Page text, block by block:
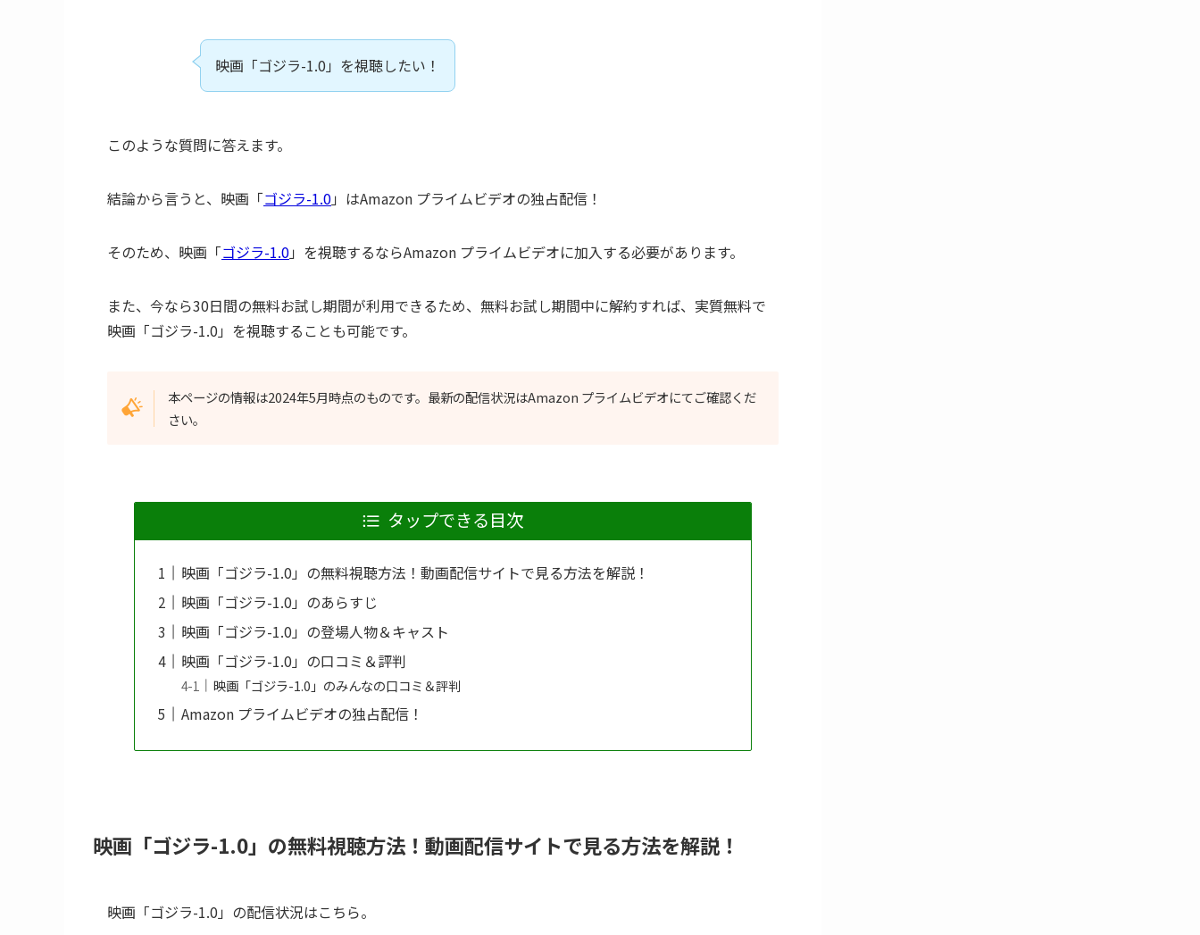
映画「ゴジラ-1.0」を視聴したい！
このような質問に答えます。
結論から言うと、映画「ゴジラ-1.0」はAmazon プライムビデオの独占配信！
そのため、映画「ゴジラ-1.0」を視聴するならAmazon プライムビデオに加入する必要があります。
また、今なら30日間の無料お試し期間が利用できるため、無料お試し期間中に解約すれば、実質無料で
映画「ゴジラ-1.0」を視聴することも可能です。
本ページの情報は2024年5月時点のものです。最新の配信状況はAmazon プライムビデオにてご確認くだ
さい。
タップできる目次
映画「ゴジラ-1.0」の無料視聴方法！動画配信サイトで見る方法を解説！
映画「ゴジラ-1.0」のあらすじ
映画「ゴジラ-1.0」の登場人物＆キャスト
映画「ゴジラ-1.0」の口コミ＆評判
映画「ゴジラ-1.0」のみんなの口コミ＆評判
Amazon プライムビデオの独占配信！
映画「ゴジラ-1.0」の無料視聴方法！動画配信サイトで見る方法を解説！
映画「ゴジラ-1.0」の配信状況はこちら。